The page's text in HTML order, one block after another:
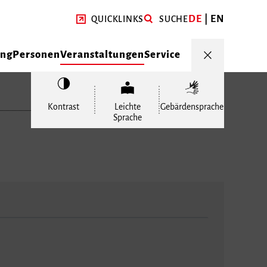
QUICKLINKS SUCHEDE EN
PersonenVeranstaltungenService
Kontrast
Leichte
Sprache
Gebärdensprache